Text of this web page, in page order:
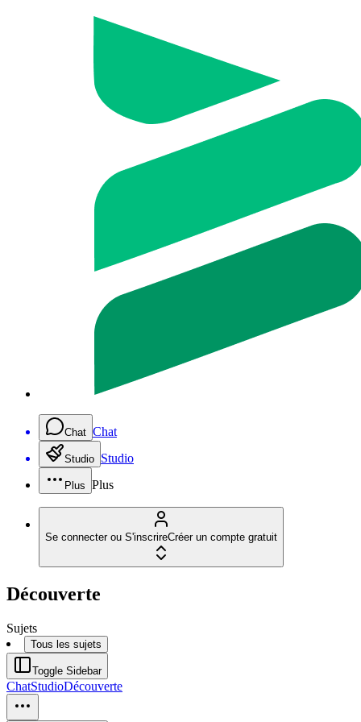
Chat Chat
Studio Studio
Plus Plus
Se connecter ou S'inscrireCréer un compte gratuit
Découverte
Sujets
Tous les sujets
Toggle Sidebar
ChatStudioDécouverte